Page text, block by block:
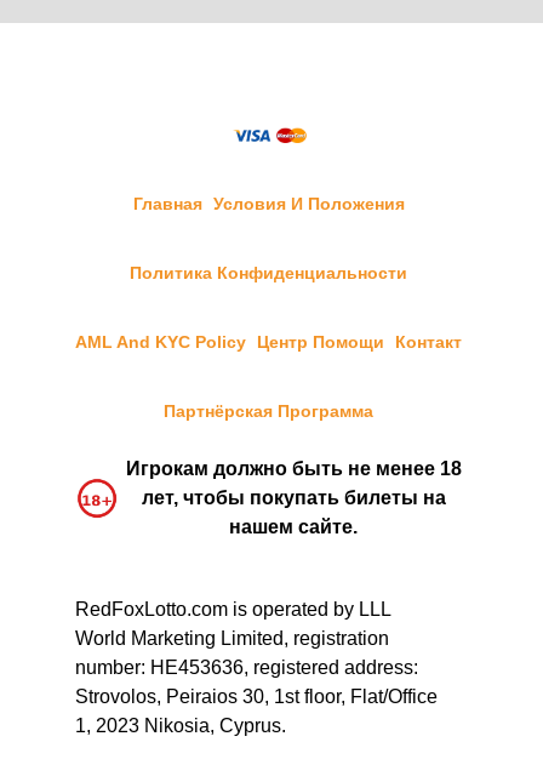
Главная Условия И Положения
Политика Конфиденциальности
AML And KYC Policy Центр Помощи Контакт
Партнёрская Программа
Игрокам должно быть не менее 18
лет, чтобы покупать билеты на
нашем сайте.
RedFoxLotto.com is operated by LLL
World Marketing Limited, registration
number: HE453636, registered address:
Strovolos, Peiraios 30, 1st floor, Flat/Office
1, 2023 Nikosia, Cyprus.